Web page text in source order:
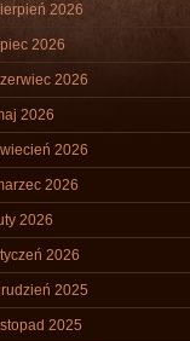
2026
2026
2026
2026
2026
2026
2026
2026
2025
2025